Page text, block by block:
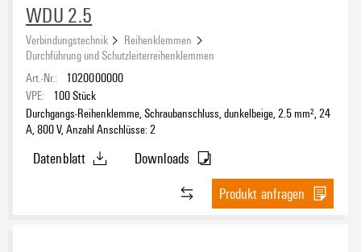
violett(18)
weiß
Anzahl Anschlüsse
(23)
2(374)
4(340)
WDU 2.5
Verbindungstechnik
Reihenklemmen
Durchführung und Schutzleiterreihenklemmen
Art.-Nr.:
1020000000
VPE:
100Stück
Durchgangs-Reihenklemme, Schraubanschluss, dunkelbeige, 2.5 mm², 24
A, 800 V, Anzahl Anschlüsse: 2
Datenblatt
Downloads
Produkt anfragen